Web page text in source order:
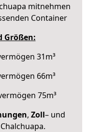
mitnehmen
Container
Größen:
31m³
66m³
75m³
, Zoll– und